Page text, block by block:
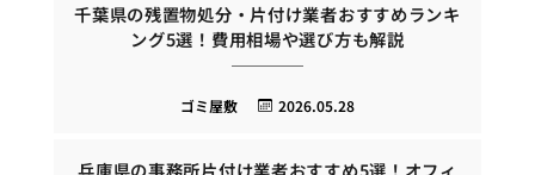
千葉県の残置物処分・片付け業者おすすめランキ
ング5選！費用相場や選び方も解説
2026.05.28
ゴミ屋敷
兵庫県の事務所片付け業者おすすめ5選！オフィ